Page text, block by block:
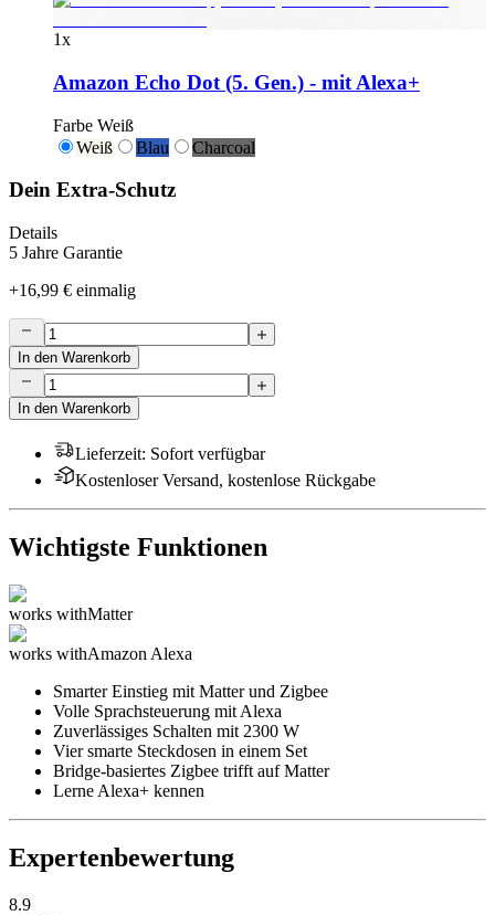
1x
Amazon Echo Dot (5. Gen.) - mit Alexa+
Farbe Weiß
Weiß
Blau Charcoal
Dein Extra-Schutz
Details
5 Jahre Garantie
+16,99 € einmalig
In den Warenkorb
In den Warenkorb
Lieferzeit: Sofort verfügbar
Kostenloser Versand, kostenlose Rückgabe
Wichtigste Funktionen
works withMatter
works withAmazon Alexa
Smarter Einstieg mit Matter und Zigbee
Volle Sprachsteuerung mit Alexa
Zuverlässiges Schalten mit 2300 W
Vier smarte Steckdosen in einem Set
Bridge-basiertes Zigbee trifft auf Matter
Lerne Alexa+ kennen
Expertenbewertung
8.9